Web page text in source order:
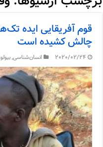
قوم آفریقایی ایده
چالش کشیده است
2020/02/24 انسان‌شناسی,